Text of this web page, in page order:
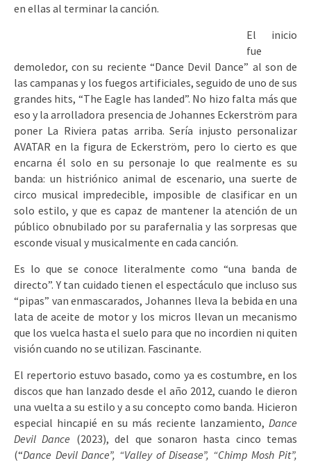
en ellas al terminar la canción.
El inicio
fue
demoledor, con su reciente “Dance Devil Dance” al son de
las campanas y los fuegos artificiales, seguido de uno de sus
grandes hits, “The Eagle has landed”. No hizo falta más que
eso y la arrolladora presencia de Johannes Eckerström para
poner La Riviera patas arriba. Sería injusto personalizar
AVATAR en la figura de Eckerström, pero lo cierto es que
encarna él solo en su personaje lo que realmente es su
banda: un histriónico animal de escenario, una suerte de
circo musical impredecible, imposible de clasificar en un
solo estilo, y que es capaz de mantener la atención de un
público obnubilado por su parafernalia y las sorpresas que
esconde visual y musicalmente en cada canción.
Es lo que se conoce literalmente como “una banda de
directo”. Y tan cuidado tienen el espectáculo que incluso sus
“pipas” van enmascarados, Johannes lleva la bebida en una
lata de aceite de motor y los micros llevan un mecanismo
que los vuelca hasta el suelo para que no incordien ni quiten
visión cuando no se utilizan. Fascinante.
El repertorio estuvo basado, como ya es costumbre, en los
discos que han lanzado desde el año 2012, cuando le dieron
una vuelta a su estilo y a su concepto como banda. Hicieron
especial hincapié en su más reciente lanzamiento, Dance
Devil Dance (2023), del que sonaron hasta cinco temas
(“Dance Devil Dance”, “Valley of Disease”, “Chimp Mosh Pit”,